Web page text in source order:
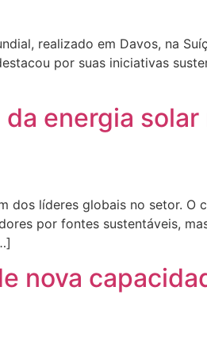
realizado em Davos, na
por suas iniciativas
energia solar
dos líderes globais no setor. O
por fontes sustentáveis,
nova